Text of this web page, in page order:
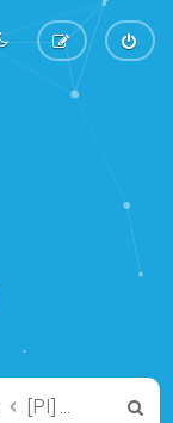
[PI] Programmazione di interfacce